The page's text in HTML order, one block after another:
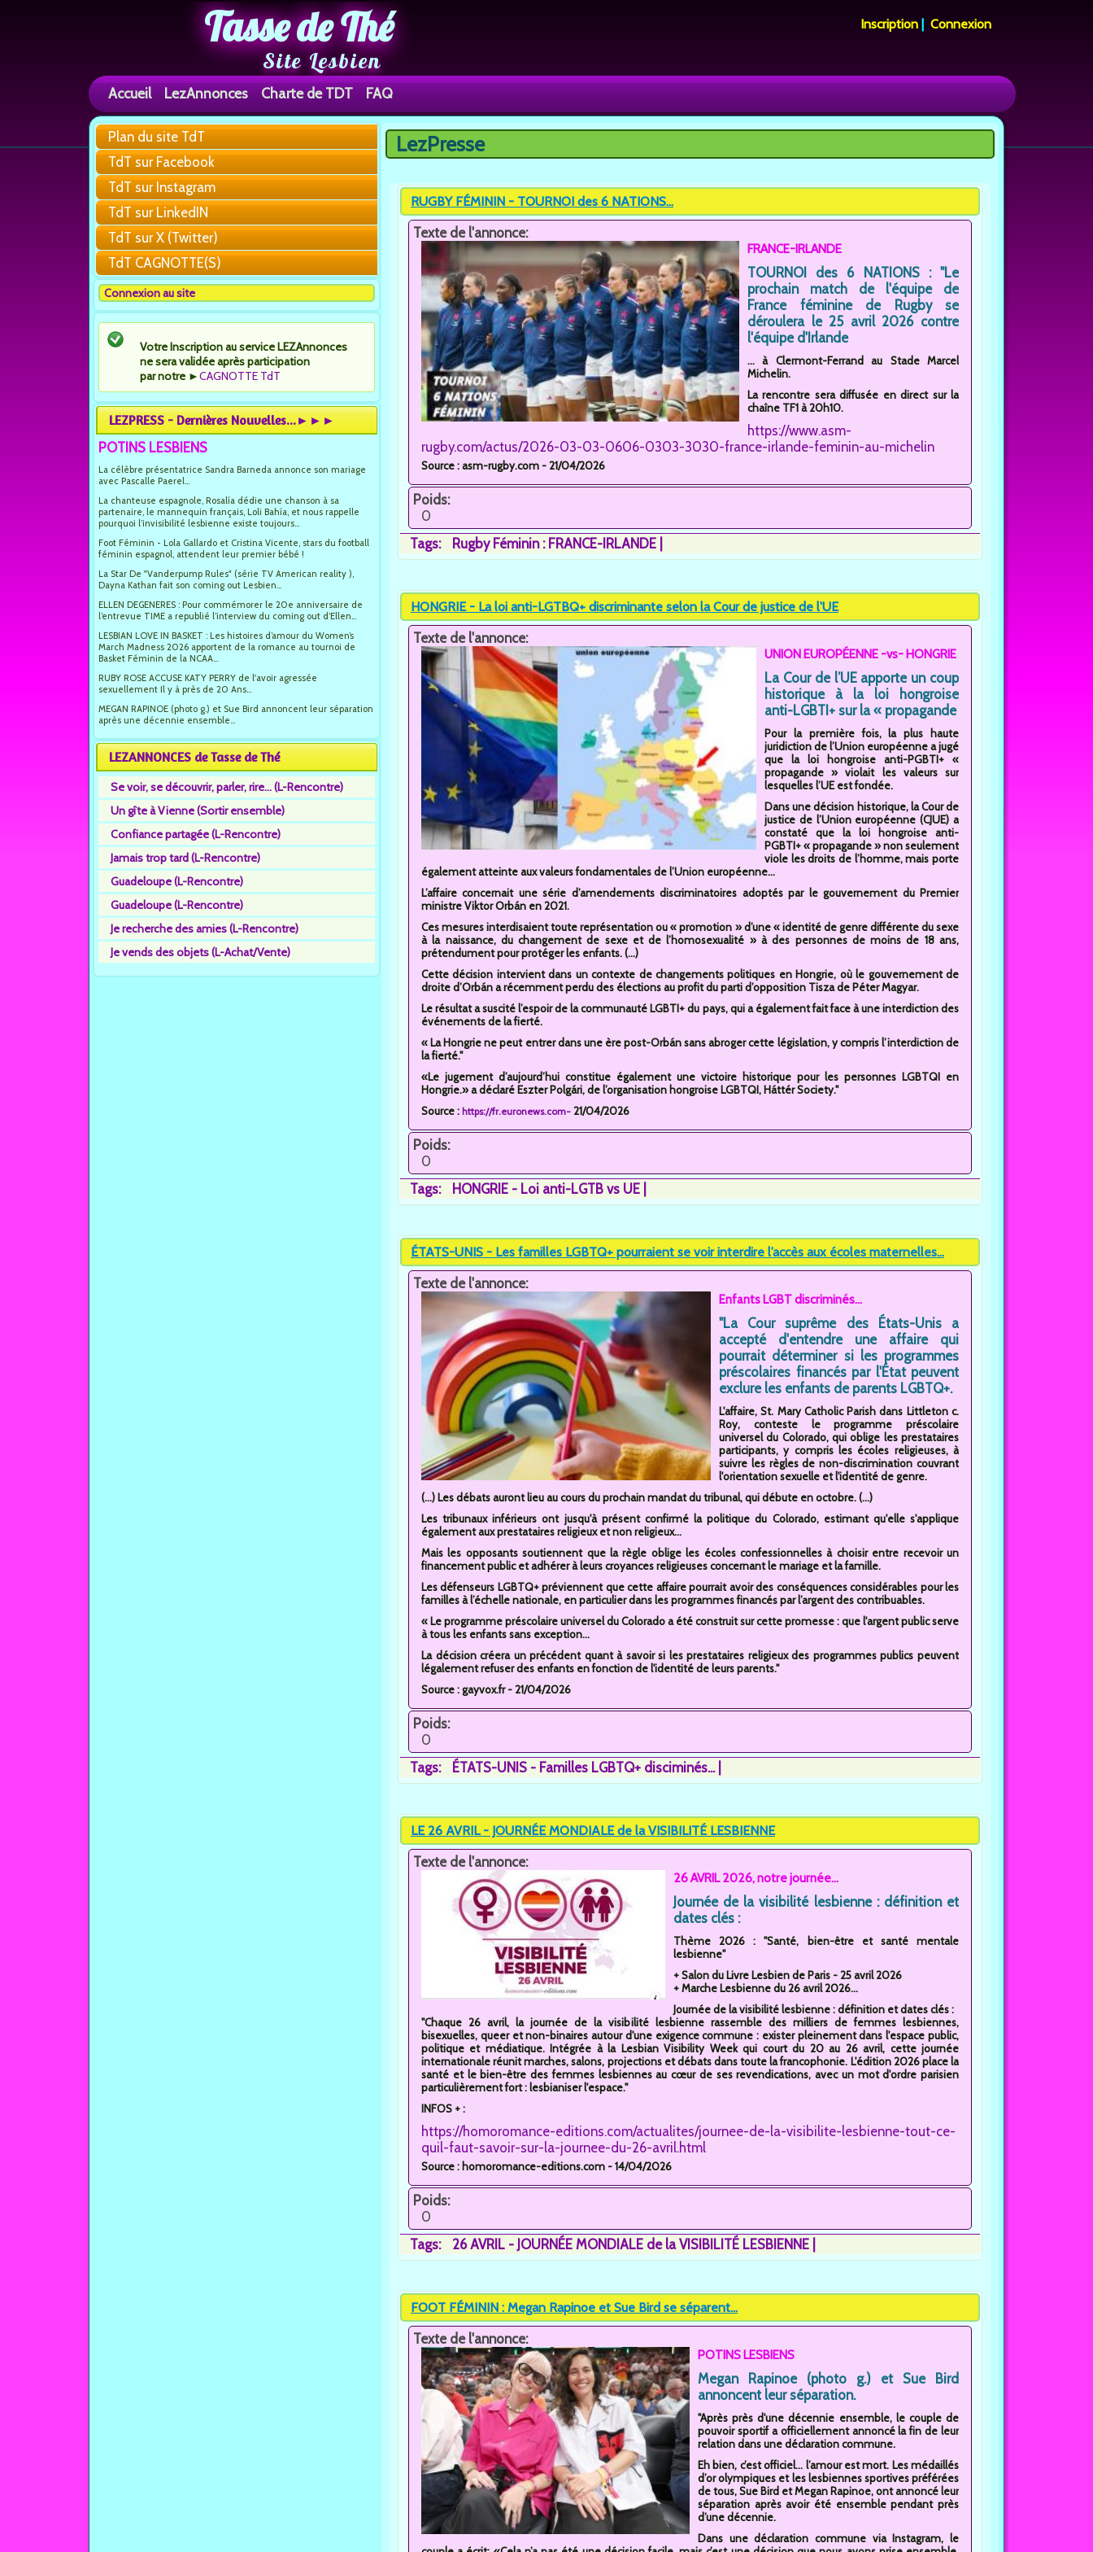
Tasse de Thé
Site Lesbien
Inscription |Connexion
Accueil LezAnnonces Charte de TDT FAQ
Plan du site TdT
TdT sur Facebook
TdT sur Instagram
TdT sur LinkedIN
TdT sur X (Twitter)
TdT CAGNOTTE(S)
Connexion au site
Votre Inscription au service LEZAnnonces
ne sera validée après participation
par notre ►CAGNOTTE TdT
LEZPRESS - Dernières Nouvelles...►►►
POTINS LESBIENS
La célèbre présentatrice Sandra Barneda annonce son mariage
avec Pascalle Paerel...
La chanteuse espagnole, Rosalía dédie une chanson à sa
partenaire, le mannequin français, Loli Bahía, et nous rappelle
pourquoi l’invisibilité lesbienne existe toujours...
Foot Féminin - Lola Gallardo et Cristina Vicente, stars du football
féminin espagnol, attendent leur premier bébé !
La Star De "Vanderpump Rules" (série TV American reality ),
Dayna Kathan fait son coming out Lesbien...
ELLEN DEGENERES : Pour commémorer le 20e anniversaire de
l’entrevue TIME a republié l’interview du coming out d’Ellen...
LESBIAN LOVE IN BASKET : Les histoires d’amour du Women’s
March Madness 2026 apportent de la romance au tournoi de
Basket Féminin de la NCAA...
RUBY ROSE ACCUSE KATY PERRY de l'avoir agressée
sexuellement Il y à près de 20 Ans...
MEGAN RAPINOE (photo g.) et Sue Bird annoncent leur séparation
après une décennie ensemble...
LEZANNONCES de Tasse de Thé
Se voir, se découvrir, parler, rire... (L-Rencontre)
Un gîte à Vienne (Sortir ensemble)
Confiance partagée (L-Rencontre)
Jamais trop tard (L-Rencontre)
Guadeloupe (L-Rencontre)
Guadeloupe (L-Rencontre)
Je recherche des amies (L-Rencontre)
Je vends des objets (L-Achat/Vente)
Vous êtes ici
LezPresse
RUGBY FÉMININ - TOURNOI des 6 NATIONS...
Texte de l'annonce:
FRANCE-IRLANDE
TOURNOI des 6 NATIONS : "Le
prochain match de l'équipe de
France féminine de Rugby se
déroulera le 25 avril 2026 contre
l'équipe d'Irlande
... à Clermont-Ferrand au Stade Marcel
Michelin.
La rencontre sera diffusée en direct sur la
chaîne TF1 à 20h10.
https://www.asm-
rugby.com/actus/2026-03-03-0606-0303-3030-france-irlande-feminin-au-michelin
Source : asm-rugby.com - 21/04/2026
Poids:
0
Tags:
Rugby Féminin : FRANCE-IRLANDE
HONGRIE - La loi anti-LGTBQ+ discriminante selon la Cour de justice de l'UE
Texte de l'annonce:
UNION EUROPÉENNE -vs- HONGRIE
La Cour de l’UE apporte un coup
historique à la loi hongroise
anti-LGBTI+ sur la « propagande
Pour la première fois, la plus haute
juridiction de l’Union européenne a jugé
que la loi hongroise anti-PGBTI+ «
propagande » violait les valeurs sur
lesquelles l’UE est fondée.
Dans une décision historique, la Cour de
justice de l’Union européenne (CJUE) a
constaté que la loi hongroise anti-
PGBTI+ « propagande » non seulement
viole les droits de l’homme, mais porte
également atteinte aux valeurs fondamentales de l’Union européenne...
L’affaire concernait une série d’amendements discriminatoires adoptés par le gouvernement du Premier
ministre Viktor Orbán en 2021.
Ces mesures interdisaient toute représentation ou « promotion » d’une « identité de genre différente du sexe
à la naissance, du changement de sexe et de l’homosexualité » à des personnes de moins de 18 ans,
prétendument pour protéger les enfants. (...)
Cette décision intervient dans un contexte de changements politiques en Hongrie, où le gouvernement de
droite d’Orbán a récemment perdu des élections au profit du parti d’opposition Tisza de Péter Magyar.
Le résultat a suscité l’espoir de la communauté LGBTI+ du pays, qui a également fait face à une interdiction des
événements de la fierté.
« La Hongrie ne peut entrer dans une ère post-Orbán sans abroger cette législation, y compris l’interdiction de
la fierté."
«Le jugement d’aujourd’hui constitue également une victoire historique pour les personnes LGBTQI en
Hongrie.» a déclaré Eszter Polgári, de l’organisation hongroise LGBTQI, Háttér Society."
Source : https://fr.euronews.com- 21/04/2026
Poids:
0
Tags:
HONGRIE - Loi anti-LGTB vs UE
ÉTATS-UNIS - Les familles LGBTQ+ pourraient se voir interdire l’accès aux écoles maternelles...
Texte de l'annonce:
Enfants LGBT discriminés...
"La Cour suprême des États-Unis a
accepté d'entendre une affaire qui
pourrait déterminer si les programmes
préscolaires financés par l'État peuvent
exclure les enfants de parents LGBTQ+.
L'affaire, St. Mary Catholic Parish dans Littleton c.
Roy, conteste le programme préscolaire
universel du Colorado, qui oblige les prestataires
participants, y compris les écoles religieuses, à
suivre les règles de non-discrimination couvrant
l'orientation sexuelle et l'identité de genre.
(...) Les débats auront lieu au cours du prochain mandat du tribunal, qui débute en octobre. (...)
Les tribunaux inférieurs ont jusqu'à présent confirmé la politique du Colorado, estimant qu'elle s'applique
également aux prestataires religieux et non religieux...
Mais les opposants soutiennent que la règle oblige les écoles confessionnelles à choisir entre recevoir un
financement public et adhérer à leurs croyances religieuses concernant le mariage et la famille.
Les défenseurs LGBTQ+ préviennent que cette affaire pourrait avoir des conséquences considérables pour les
familles à l’échelle nationale, en particulier dans les programmes financés par l’argent des contribuables.
« Le programme préscolaire universel du Colorado a été construit sur cette promesse : que l'argent public serve
à tous les enfants sans exception...
La décision créera un précédent quant à savoir si les prestataires religieux des programmes publics peuvent
légalement refuser des enfants en fonction de l'identité de leurs parents."
Source : gayvox.fr - 21/04/2026
Poids:
0
Tags:
ÉTATS-UNIS - Familles LGBTQ+ disciminés...
LE 26 AVRIL - JOURNÉE MONDIALE de la VISIBILITÉ LESBIENNE
Texte de l'annonce:
26 AVRIL 2026, notre journée...
Journée de la visibilité lesbienne : définition et
dates clés :
Thème 2026 : "Santé, bien-être et santé mentale
lesbienne"
+ Salon du Livre Lesbien de Paris - 25 avril 2026
+ Marche Lesbienne du 26 avril 2026...
Journée de la visibilité lesbienne : définition et dates clés :
"Chaque 26 avril, la journée de la visibilité lesbienne rassemble des milliers de femmes lesbiennes,
bisexuelles, queer et non-binaires autour d'une exigence commune : exister pleinement dans l'espace public,
politique et médiatique. Intégrée à la Lesbian Visibility Week qui court du 20 au 26 avril, cette journée
internationale réunit marches, salons, projections et débats dans toute la francophonie. L'édition 2026 place la
santé et le bien-être des femmes lesbiennes au cœur de ses revendications, avec un mot d'ordre parisien
particulièrement fort : lesbianiser l'espace."
INFOS + :
https://homoromance-editions.com/actualites/journee-de-la-visibilite-lesbienne-tout-ce-
quil-faut-savoir-sur-la-journee-du-26-avril.html
Source : homoromance-editions.com - 14/04/2026
Poids:
0
Tags:
26 AVRIL - JOURNÉE MONDIALE de la VISIBILITÉ LESBIENNE
FOOT FÉMININ : Megan Rapinoe et Sue Bird se séparent...
Texte de l'annonce:
POTINS LESBIENS
Megan Rapinoe (photo g.) et Sue Bird
annoncent leur séparation.
"Après près d'une décennie ensemble, le couple de
pouvoir sportif a officiellement annoncé la fin de leur
relation dans une déclaration commune.
Eh bien, c’est officiel... l’amour est mort. Les médaillés
d’or olympiques et les lesbiennes sportives préférées
de tous, Sue Bird et Megan Rapinoe, ont annoncé leur
séparation après avoir été ensemble pendant près
d’une décennie.
Dans une déclaration commune via Instagram, le